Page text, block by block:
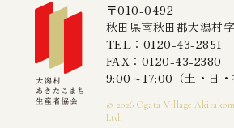
〒010-0492
秋田県南秋田郡大潟村
TEL：0120-43-2851
FAX：0120-43-2380
9:00～17:00（土・日・
© 2026 Ogata Village
Ltd.